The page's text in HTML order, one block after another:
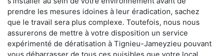
prendre les mesures idoines à leur éradication, sachez
que le travail sera plus complexe. Toutefois, nous nous
assurerons de mettre à votre disposition un service
expérimenté de dératisation à Tignieu-Jameyzieu pouvant
vous débarrasser de tous ces nuisibles que votre local